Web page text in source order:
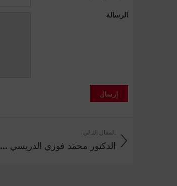
الرسالة
إرسال
المقال التالي
الدكتور محمّد فوزي الدريسي ...